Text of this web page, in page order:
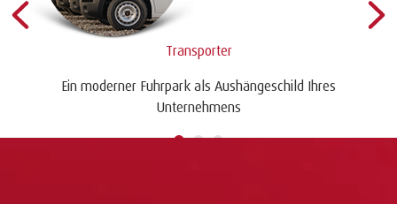
Transporter
Ein moderner Fuhrpark als Aushängeschild Ihres
Unternehmens